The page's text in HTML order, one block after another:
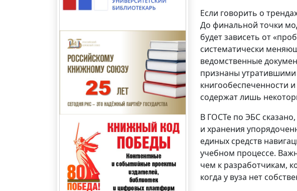
Если говорить о
До финальной точки
будет зависеть от
систематически
ведомственные
признаны
книгообеспеченности
содержат лишь
В ГОСТе по ЭБС
и хранения
единых средств
учебном процессе.
чем к разработчикам,
когда у вуза нет